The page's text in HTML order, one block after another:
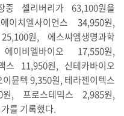
셀리버리가 63,100원을
치엘사이언스 34,950원,
원, 에스씨엠생명과학
비엘바이오 17,550원,
스 11,950원, 신테카바이오
뮨텍 9,350원, 테라젠이텍스
, 프로스테믹스 2,985원,
를 기록했다.